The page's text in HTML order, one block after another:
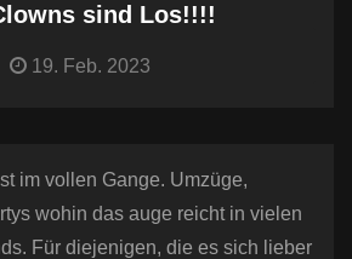
sind Los!!!!
19. Feb. 2023
im vollen Gange. Umzüge,
wohin das auge reicht in vielen
Für diejenigen, die es sich lieber